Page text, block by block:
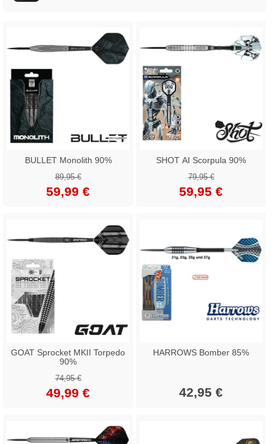
BULLET Monolith 90%
89,95 €
59,99 €
SHOT AI Scorpula 90%
79,95 €
59,95 €
GOAT Sprocket MKII Torpedo
90%
74,95 €
49,99 €
HARROWS Bomber 85%
42,95 €